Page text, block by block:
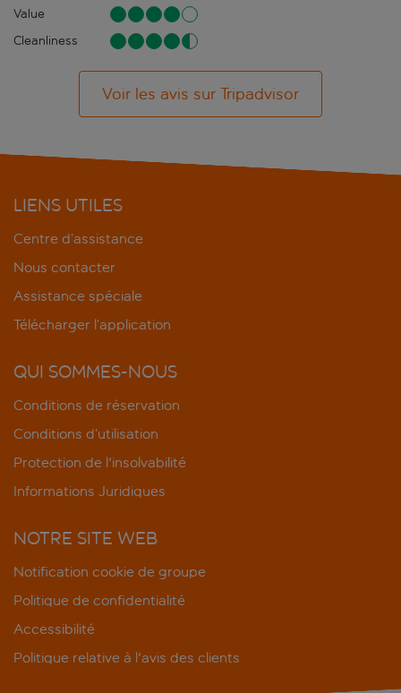
Value
Cleanliness
Voir les avis sur Tripadvisor
LIENS UTILES
Centre d’assistance
Nous contacter
Assistance spéciale
Télécharger l’application
QUI SOMMES-NOUS
Conditions de réservation
Conditions d’utilisation
Protection de l'insolvabilité
Informations Juridiques
NOTRE SITE WEB
Notification cookie de groupe
Politique de confidentialité
Accessibilité
Politique relative à l'avis des clients